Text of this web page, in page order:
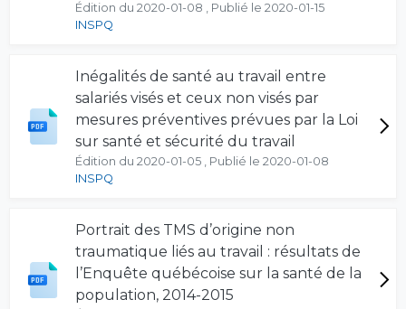
Édition du 2020-01-08 , Publié le 2020-01-15
INSPQ
Inégalités de santé au travail entre
salariés visés et ceux non visés par
mesures préventives prévues par la Loi
sur santé et sécurité du travail
Édition du 2020-01-05 , Publié le 2020-01-08
INSPQ
Portrait des TMS d’origine non
traumatique liés au travail : résultats de
l’Enquête québécoise sur la santé de la
population, 2014-2015